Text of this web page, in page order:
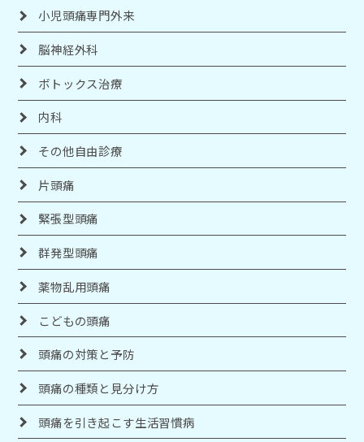
小児頭痛専門外来
脳神経外科
ボトックス治療
内科
その他自由診療
片頭痛
緊張型頭痛
群発型頭痛
薬物乱用頭痛
こどもの頭痛
頭痛の対策と予防
頭痛の種類と見分け方
頭痛を引き起こす生活習慣病